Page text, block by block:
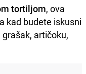
tortiljom, ova
kad budete iskusni
artičoku,